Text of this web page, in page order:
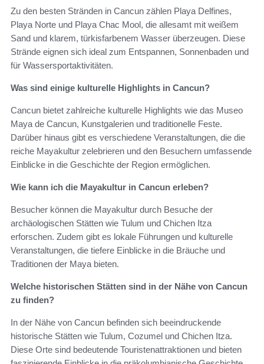
Zu den besten Stränden in Cancun zählen Playa Delfines,
Playa Norte und Playa Chac Mool, die allesamt mit weißem
Sand und klarem, türkisfarbenem Wasser überzeugen. Diese
Strände eignen sich ideal zum Entspannen, Sonnenbaden und
für Wassersportaktivitäten.
Was sind einige kulturelle Highlights in Cancun?
Cancun bietet zahlreiche kulturelle Highlights wie das Museo
Maya de Cancun, Kunstgalerien und traditionelle Feste.
Darüber hinaus gibt es verschiedene Veranstaltungen, die die
reiche Mayakultur zelebrieren und den Besuchern umfassende
Einblicke in die Geschichte der Region ermöglichen.
Wie kann ich die Mayakultur in Cancun erleben?
Besucher können die Mayakultur durch Besuche der
archäologischen Stätten wie Tulum und Chichen Itza
erforschen. Zudem gibt es lokale Führungen und kulturelle
Veranstaltungen, die tiefere Einblicke in die Bräuche und
Traditionen der Maya bieten.
Welche historischen Stätten sind in der Nähe von Cancun
zu finden?
In der Nähe von Cancun befinden sich beeindruckende
historische Stätten wie Tulum, Cozumel und Chichen Itza.
Diese Orte sind bedeutende Touristenattraktionen und bieten